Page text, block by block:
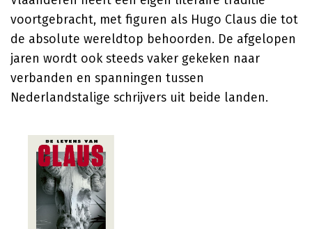
voortgebracht, met figuren als Hugo Claus die tot
de absolute wereldtop behoorden. De afgelopen
jaren wordt ook steeds vaker gekeken naar
verbanden en spanningen tussen
Nederlandstalige schrijvers uit beide landen.